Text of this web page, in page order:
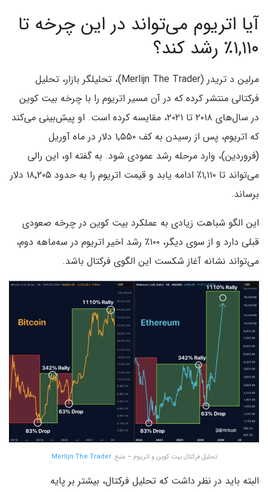
آیا اتریوم می‌تواند در این چرخه تا
۱,۱۱۰٪ رشد کند؟
مرلین د تریدر (Merlijn The Trader)، تحلیلگر بازار، تحلیل
فرکتالی منتشر کرده که در آن مسیر اتریوم را با چرخه بیت‌ کوین
در سال‌های ۲۰۱۸ تا ۲۰۲۱، مقایسه کرده است. او پیش‌بینی می‌کند
که اتریوم، پس از رسیدن به کف ۱٬۵۵۰ دلار در ماه آوریل
(فروردین)، وارد مرحله رشد عمودی شود. به گفته او، این رالی
می‌تواند تا ۱,۱۱۰٪ ادامه یابد و قیمت اتریوم را به حدود ۱۸٬۲۰۵ دلار
برساند.
این الگو شباهت زیادی به عملکرد بیت‌ کوین در چرخه صعودی
قبلی دارد و از سوی دیگر، ۱۰۰٪ رشد اخیر اتریوم در سه‌ماهه دوم،
می‌تواند نشانه آغاز شکست این الگوی فرکتال باشد.
تحلیل فرکتال بیت کوین و اتریوم – منبع:Merlijn The Trader
البته باید در نظر داشت که تحلیل فرکتال، بیشتر بر پایه